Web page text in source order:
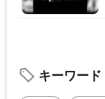
キーワード